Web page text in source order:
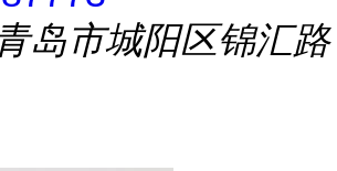
岛市城阳区锦汇路